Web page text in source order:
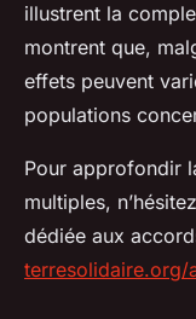
illustrent la
montrent que,
effets peuvent
populations
Pour approfondir
multiples,
dédiée aux